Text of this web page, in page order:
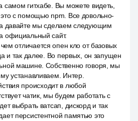
самом гитхабе. Вы можете видеть,
это с помощью npm. Все довольно-
давайте мы сделаем следующим
официальный сайт.
отличается опен кло от базовых
и так далее. Во первых, он запущен
машине. Собственно говоря, мы
устанавливаем. Интер.
происходит в любой
чатик, мы будем работать с
выбрать ватсап, дискорд и так
персистентной памятью это